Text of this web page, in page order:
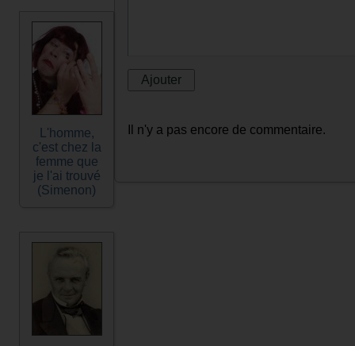
L'homme,
c'est chez la
femme que
je l'ai trouvé
(Simenon)
Il n'y a pas encore de commentaire.